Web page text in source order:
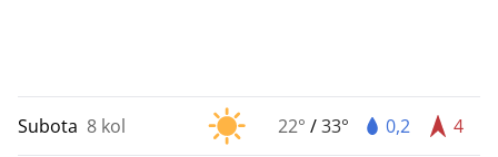
Subota 8 kol 22° /33° 0,2 4